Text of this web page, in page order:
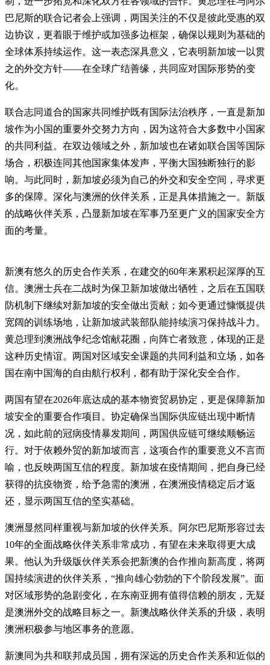
巴尼斯的联合记者会上强调，两国关注的不仅是彼此受惠的双
边协议，更着眼于维护或加强多边框架，确保以规则为基础的
全球体系持续运作。这一表态深具意义，它表明新加坡一以贯
之的外交方针——在全球广结善缘，共同应对国际形势的变
化。
联合志同道合的国家共同维护既有国际法治秩序，一直是新加
坡作为小国的重要外交努力方向，因为这符合大多数中小国家
的共同利益。在双边领域之外，新加坡也在诸如联合国等国际
场合，积极连同其他国家集体发声，平衡大国独断独行的影
响。与此同时，新加坡必须为自己的外交和安全空间，寻求更
多的保障。深化与澳洲的伙伴关系，正是具体措施之一。新版
的战略伙伴关系，凸显新加坡在军事乃至更广义的国家安全方
面的考量。
新澳有悠久的历史合作关系，在建交的60年来累积起深厚的互
信。澳洲士兵在二战时为保卫新加坡做出牺牲，之后在五国联
防机制下继续对新加坡的安全做出贡献；如今更通过慷慨提供
宽阔的训练场地，让新加坡武装部队能持续演习保持战斗力。
黄总理到澳洲战争纪念馆献花圈，向阵亡者致意，体现的正是
这种历史情谊。两国对区域安全课题的共同利益和立场，如各
国在南中国海的自由航行权利，都有助于深化安全合作。
两国有望在2026年底达成的基本物资贸易协定，更是保障新加
坡安全的重要合作项目。协定确保当国际供应链出现中断情
况，如此前的冠病疫情暴发期间，两国供应链可继续顺畅运
行。对于依赖外贸的新加坡而言，这项合作的重要意义不言而
喻，也反映两国互信的程度。新加坡在疫情期间，把自身已经
获得的抗疫物资，给予急需的澳洲，在澳洲疫情稳定后才返
还，显示两国互信的坚实基础。
澳洲显然同样重视与新加坡的伙伴关系。阿尔巴尼斯形容过去
10年的全面战略伙伴关系非常成功，有望在未来取得更大成
果。他认为升级版伙伴关系会把新澳的合作推向新高度，将两
国持续演进的伙伴关系，“推向雄心勃勃的下个阶段发展”。面
对区域形势的急剧变化，在东南亚拥有值得信赖的朋友，无疑
是澳洲外交的战略目标之一。新澳战略伙伴关系的升级，表明
澳洲积极参与地区事务的意愿。
新澳同为共和联邦成员国，拥有深远的历史合作关系和近似的